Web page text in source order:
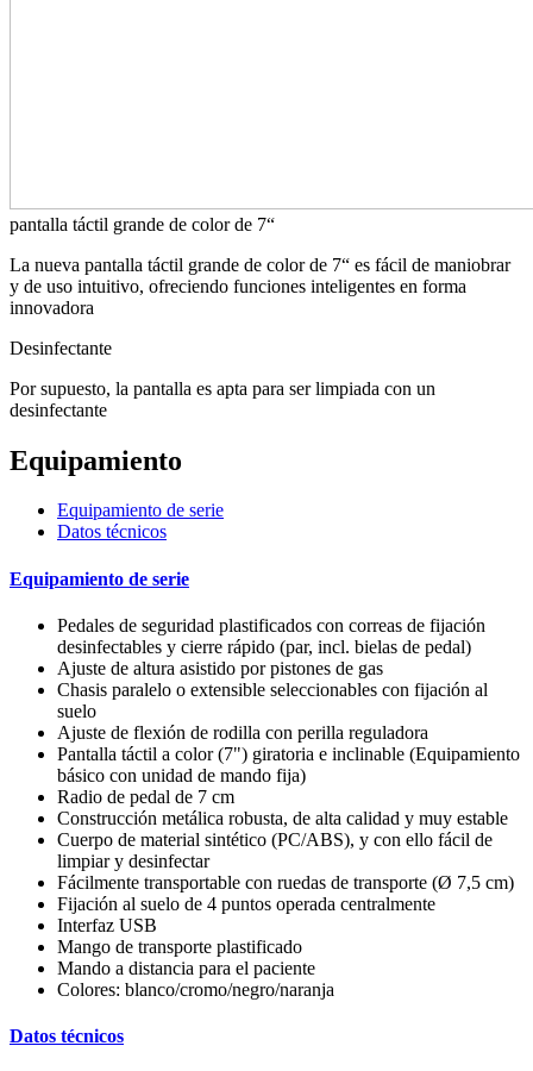
pantalla táctil grande de color de 7“
La nueva pantalla táctil grande de color de 7“ es fácil de maniobrar
y de uso intuitivo, ofreciendo funciones inteligentes en forma
innovadora
Desinfectante
Por supuesto, la pantalla es apta para ser limpiada con un
desinfectante
Equipamiento
Equipamiento de serie
Datos técnicos
Equipamiento de serie
Pedales de seguridad plastificados con correas de fijación
desinfectables y cierre rápido (par, incl. bielas de pedal)
Ajuste de altura asistido por pistones de gas
Chasis paralelo o extensible seleccionables con fijación al
suelo
Ajuste de flexión de rodilla con perilla reguladora
Pantalla táctil a color (7") giratoria e inclinable (Equipamiento
básico con unidad de mando fija)
Radio de pedal de 7 cm
Construcción metálica robusta, de alta calidad y muy estable
Cuerpo de material sintético (PC/ABS), y con ello fácil de
limpiar y desinfectar
Fácilmente transportable con ruedas de transporte (Ø 7,5 cm)
Fijación al suelo de 4 puntos operada centralmente
Interfaz USB
Mango de transporte plastificado
Mando a distancia para el paciente
Colores: blanco/cromo/negro/naranja
Datos técnicos